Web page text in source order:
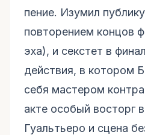
пение. Изумил
повторением концов
эха), и секстет в
действия, в котором
себя мастером
акте особый восторг
Гуальтьеро и сцена